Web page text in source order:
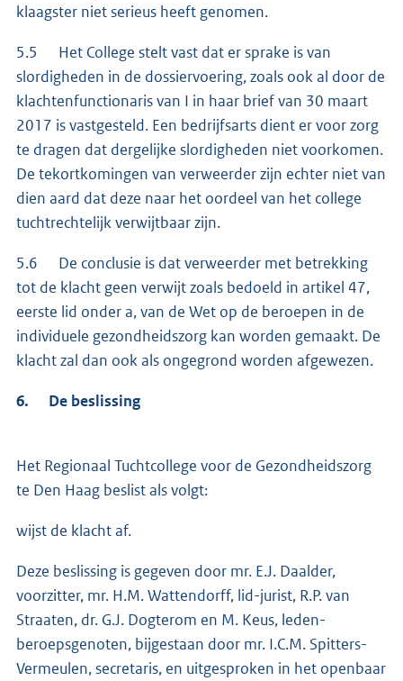
klaagster niet serieus heeft genomen.
5.5 Het College stelt vast dat er sprake is van
slordigheden in de dossiervoering, zoals ook al door de
klachtenfunctionaris van I in haar brief van 30 maart
2017 is vastgesteld. Een bedrijfsarts dient er voor zorg
te dragen dat dergelijke slordigheden niet voorkomen.
De tekortkomingen van verweerder zijn echter niet van
dien aard dat deze naar het oordeel van het college
tuchtrechtelijk verwijtbaar zijn.
5.6 De conclusie is dat verweerder met betrekking
tot de klacht geen verwijt zoals bedoeld in artikel 47,
eerste lid onder a, van de Wet op de beroepen in de
individuele gezondheidszorg kan worden gemaakt. De
klacht zal dan ook als ongegrond worden afgewezen.
6. De beslissing
Het Regionaal Tuchtcollege voor de Gezondheidszorg
te Den Haag beslist als volgt:
wijst de klacht af.
Deze beslissing is gegeven door mr. E.J. Daalder,
voorzitter, mr. H.M. Wattendorff, lid-jurist, R.P. van
Straaten, dr. G.J. Dogterom en M. Keus, leden-
beroepsgenoten, bijgestaan door mr. I.C.M. Spitters-
Vermeulen, secretaris, en uitgesproken in het openbaar